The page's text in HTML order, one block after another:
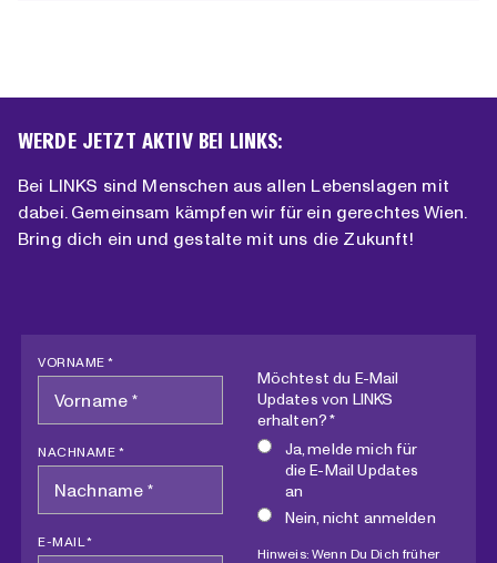
WERDE JETZT AKTIV BEI LINKS:
Bei LINKS sind Menschen aus allen Lebenslagen mit
dabei. Gemeinsam kämpfen wir für ein gerechtes Wien.
Bring dich ein und gestalte mit uns die Zukunft!
VORNAME *
NACHNAME *
E-MAIL *
Möchtest du E-Mail
Updates von LINKS
erhalten? *
Ja, melde mich für
die E-Mail Updates
an
Nein, nicht anmelden
Hinweis: Wenn Du Dich früher